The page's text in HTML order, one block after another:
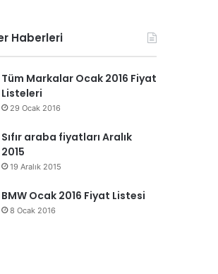
Haberleri
Tüm Markalar Ocak 2016 Fiyat
Listeleri
29 Ocak 2016
Sıfır araba fiyatları Aralık
2015
19 Aralık 2015
BMW Ocak 2016 Fiyat Listesi
8 Ocak 2016